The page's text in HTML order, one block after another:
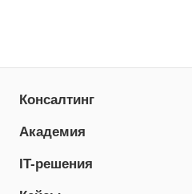
Консалтинг
Академия
IT-решения